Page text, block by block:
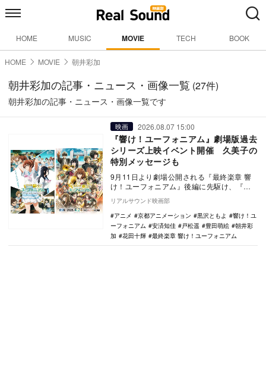
HOME MUSIC MOVIE TECH BOOK
HOME MOVIE 朝井彩加
朝井彩加の記事・ニュース・画像一覧 (27件)
朝井彩加の記事・ニュース・画像一覧です
映画 2026.08.07 15:00
『響け！ユーフォニアム』劇場版過去
シリーズ上映イベント開催 久美子の
特別メッセージも
9月11日より劇場公開される『最終楽章 響
け！ユーフォニアム』後編に先駆け、『特
別編 響け！ユーフォニアム〜アンサンブル
コンテス…
リアルサウンド映画部
アニメ
京都アニメーション 黒沢ともよ
響け！ユ
ーフォニアム
安済知佳 戸松遥 豊田萌絵
朝井彩
加
花田十輝 最終楽章 響け！ユーフォニアム